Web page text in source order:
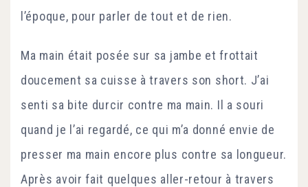
l’époque, pour parler de tout et de rien.
Ma main était posée sur sa jambe et frottait
doucement sa cuisse à travers son short. J’ai
senti sa bite durcir contre ma main. Il a souri
quand je l’ai regardé, ce qui m’a donné envie de
presser ma main encore plus contre sa longueur.
Après avoir fait quelques aller-retour à travers